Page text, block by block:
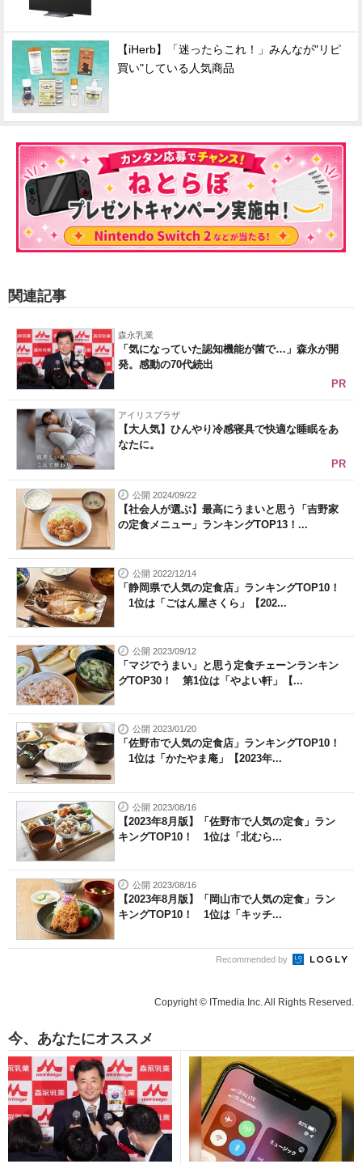
【iHerb】「迷ったらこれ！」みんなが"リピ
買い"している人気商品
関連記事
森永乳業
「気になっていた認知機能が菌で…」森永が開
発。感動の70代続出
PR
アイリスプラザ
【大人気】ひんやり冷感寝具で快適な睡眠をあ
なたに。
PR
公開 2024/09/22
【社会人が選ぶ】最高にうまいと思う「吉野家
の定食メニュー」ランキングTOP13！...
公開 2022/12/14
「静岡県で人気の定食店」ランキングTOP10！
1位は「ごはん屋さくら」【202...
公開 2023/09/12
「マジでうまい」と思う定食チェーンランキン
グTOP30！ 第1位は「やよい軒」【...
公開 2023/01/20
「佐野市で人気の定食店」ランキングTOP10！
1位は「かたやま庵」【2023年...
公開 2023/08/16
【2023年8月版】「佐野市で人気の定食」ラン
キングTOP10！ 1位は「北むら...
公開 2023/08/16
【2023年8月版】「岡山市で人気の定食」ラン
キングTOP10！ 1位は「キッチ...
Recommended by
Copyright © ITmedia Inc. All Rights Reserved.
今、あなたにオススメ